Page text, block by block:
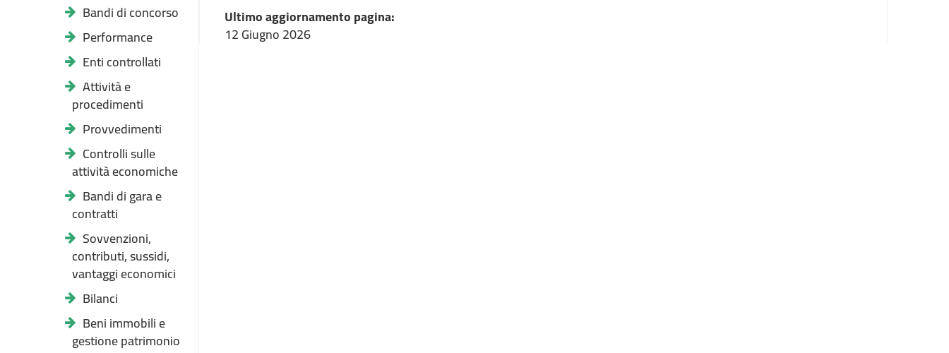
Bandi di concorso
Performance
Enti controllati
Attività e
procedimenti
Provvedimenti
Controlli sulle
attività economiche
Bandi di gara e
contratti
Sovvenzioni,
contributi, sussidi,
vantaggi economici
Bilanci
Beni immobili e
gestione patrimonio
Ultimo aggiornamento pagina:
12 Giugno 2026